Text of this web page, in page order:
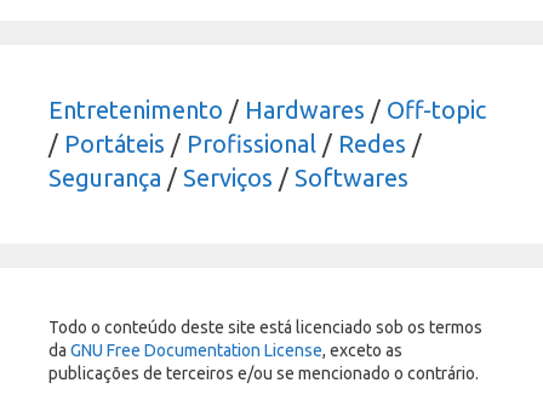
Entretenimento / Hardwares / Off-topic
/ Portáteis / Profissional / Redes /
Segurança / Serviços / Softwares
Todo o conteúdo deste site está licenciado sob os termos
da GNU Free Documentation License, exceto as
publicações de terceiros e/ou se mencionado o contrário.